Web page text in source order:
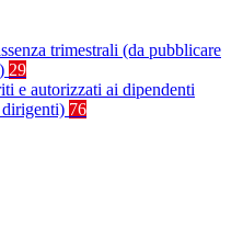
trimestrali (da pubblicare
29
e autorizzati ai dipendenti
76